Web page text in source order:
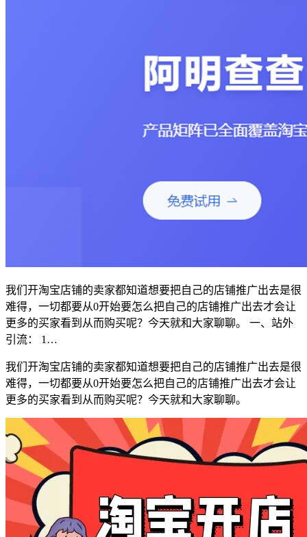
我们开淘宝店铺的卖家都知道想要把自己的店铺推广出去是很
难得，一切都要从0开始要怎么把自己的店铺推广出去才会让
更多的买家看到从而购买呢？今天就和大家聊聊。 一、站外
引流： 1…
我们开淘宝店铺的卖家都知道想要把自己的店铺推广出去是很
难得，一切都要从0开始要怎么把自己的店铺推广出去才会让
更多的买家看到从而购买呢？今天就和大家聊聊。